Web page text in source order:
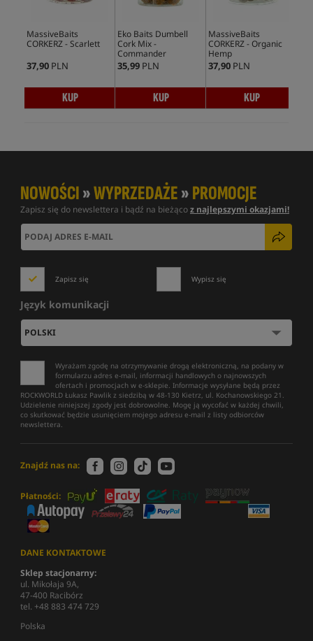
MassiveBaits
CORKERZ - Scarlett
37,90 PLN
KUP
Eko Baits Dumbell
Cork Mix -
Commander
35,99 PLN
KUP
MassiveBaits
CORKERZ - Organic
Hemp
37,90 PLN
KUP
NOWOŚCI»WYPRZEDAŻE»PROMOCJE
Zapisz się do newslettera i bądź na bieżącoz najlepszymi okazjami!
Zapisz się Wypisz się
Język komunikacji
Wyrażam zgodę na otrzymywanie drogą elektroniczną, na podany w
formularzu adres e-mail, informacji handlowych o najnowszych
ofertach i promocjach w e-sklepie. Informacje wysyłane będą przez
ROCKWORLD Łukasz Pawlik z siedzibą w 48-130 Kietrz, ul. Kochanowskiego 21.
Udzielenie niniejszej zgody jest dobrowolne. Mogę ją wycofać w każdej chwili,
co skutkować będzie usunięciem mojego adresu e-mail z listy odbiorców
newslettera.
Znajdź nas na:
Płatności:
DANE KONTAKTOWE
Sklep stacjonarny:
ul. Mikołaja 9A,
47-400 Racibórz
tel. +48 883 474 729
Polska